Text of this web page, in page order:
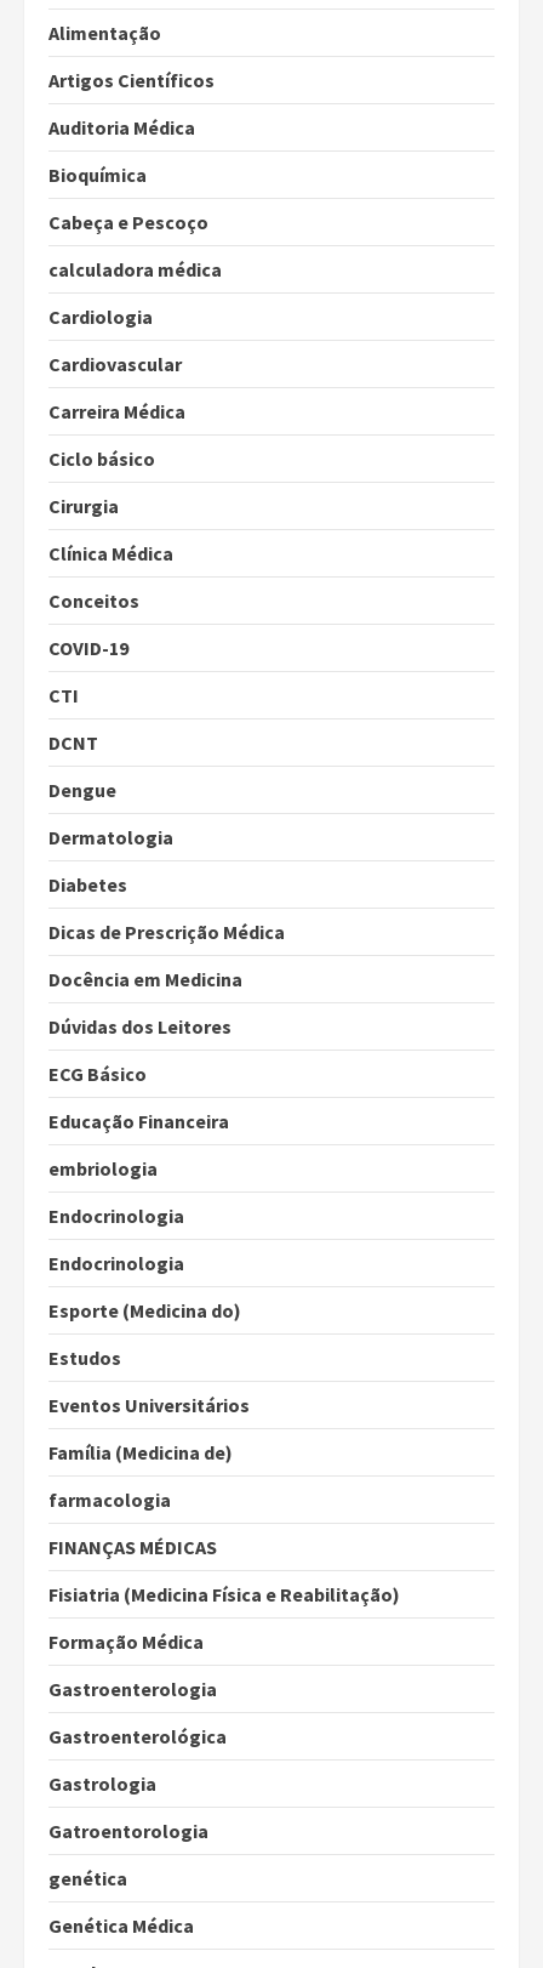
Alimentação
Artigos Científicos
Auditoria Médica
Bioquímica
Cabeça e Pescoço
calculadora médica
Cardiologia
Cardiovascular
Carreira Médica
Ciclo básico
Cirurgia
Clínica Médica
Conceitos
COVID-19
CTI
DCNT
Dengue
Dermatologia
Diabetes
Dicas de Prescrição Médica
Docência em Medicina
Dúvidas dos Leitores
ECG Básico
Educação Financeira
embriologia
Endocrinologia
Endocrinologia
Esporte (Medicina do)
Estudos
Eventos Universitários
Família (Medicina de)
farmacologia
FINANÇAS MÉDICAS
Fisiatria (Medicina Física e Reabilitação)
Formação Médica
Gastroenterologia
Gastroenterológica
Gastrologia
Gatroentorologia
genética
Genética Médica